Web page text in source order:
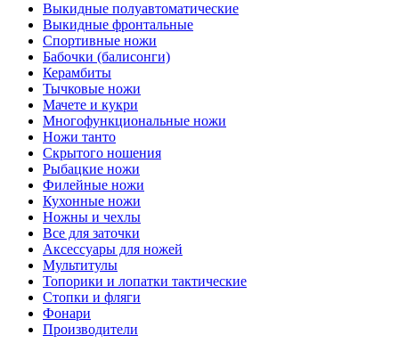
Выкидные полуавтоматические
Выкидные фронтальные
Спортивные ножи
Бабочки (балисонги)
Керамбиты
Тычковые ножи
Мачете и кукри
Многофункциональные ножи
Ножи танто
Скрытого ношения
Рыбацкие ножи
Филейные ножи
Кухонные ножи
Ножны и чехлы
Все для заточки
Аксессуары для ножей
Мультитулы
Топорики и лопатки тактические
Стопки и фляги
Фонари
Производители